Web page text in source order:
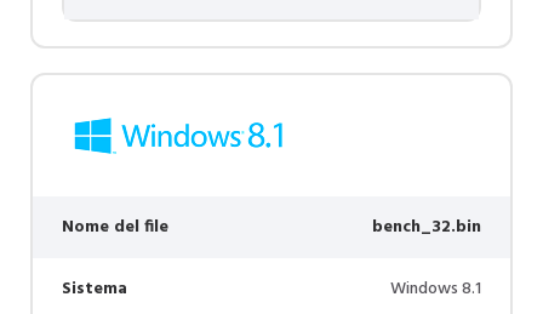
Nome del file bench_32.bin
Sistema Windows 8.1